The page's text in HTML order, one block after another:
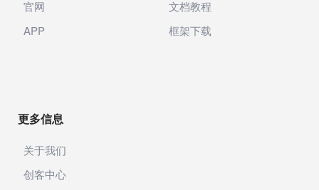
官网
APP
文档教程
框架下载
更多信息
关于我们
创客中心